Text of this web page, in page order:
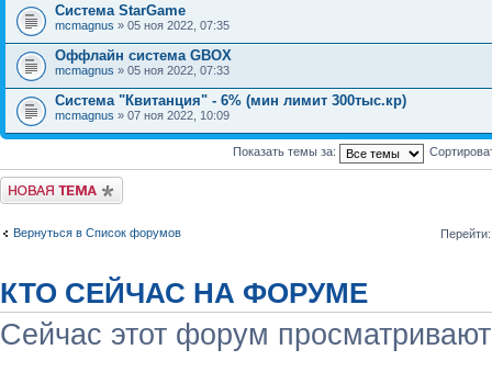
Система StarGame
mcmagnus » 05 ноя 2022, 07:35
Оффлайн система GBOX
mcmagnus » 05 ноя 2022, 07:33
Система "Квитанция" - 6% (мин лимит 300тыс.кр)
mcmagnus » 07 ноя 2022, 10:09
Показать темы за:
Начать новую тему
Вернуться в Список форумов Перейти:
КТО СЕЙЧАС НА ФОРУМЕ
Сейчас этот форум